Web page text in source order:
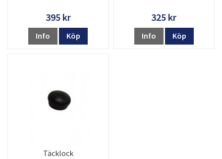
395 kr
Info Köp
325 kr
Info Köp
Täcklock